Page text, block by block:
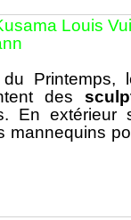
Louis
Printemps,
des
En extérieur
mannequins